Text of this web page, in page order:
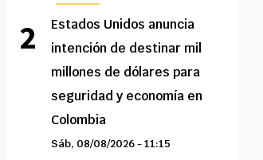
Estados Unidos anuncia
intención de destinar mil
millones de dólares para
seguridad y economía en
Colombia
Sáb, 08/08/2026 - 11:15